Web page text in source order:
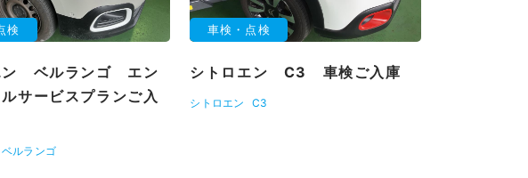
検
ン ベルランゴ エン
サービスプランご入
ベルランゴ
車検・点検
シトロエン C3 車検ご入庫
シトロエン C3